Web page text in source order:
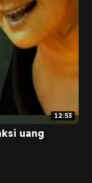
12:53
uang